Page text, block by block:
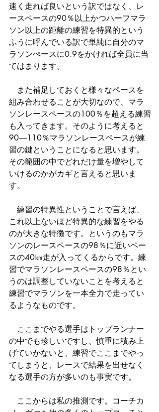
速く走れば良いという訳ではなく、レ
ースペースの90％以上かつハーフマラ
ソン以上の距離の練習を特異的という
ふうに呼んでいる訳で単純に自分のマ
ラソンぺースに0.9をかければ全員に当
てはまります。
また補足しておくと様々なペースを
組み合わせることが大切なので、マラ
ソンレースペースの100％を超える練習
も入ってきます。そのように考えると
90―110％マラソンレースペースが練
習の鍵ということになると思います。
その範囲の中でどれだけ量を増やして
いけるのかがカギと言えると思いま
す。
練習の特異性ということで言えば、
これ以上ないほど特異的な練習をやる
のが大きな特徴です。というのもマラ
ソンのレースペースの98％に近いペー
スの40㎞走が入ってくるからです。練
習でマラソンレースペースの98％とい
うのは調整していないことを考えると
練習でマラソンを一本全力で走ってい
るようなものです。
ここまでやる選手はトップランナー
の中でも珍しいですし、慎重に積み上
げていかないと、練習でここまでやっ
てしまうと、レースで結果を出せなく
なる選手の方が多いのも事実です。
ここからは私の推測です。コーチカ